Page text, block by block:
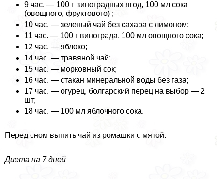
9 час. — 100 г виноградных ягод, 100 мл сока
(овощного, фруктового) ;
10 час. — зеленый чай без сахара с лимоном;
11 час. — 100 г винограда, 100 мл овощного сока;
12 час. — яблоко;
14 час. — травяной чай;
15 час. — морковный сок;
16 час. — стакан минеральной воды без газа;
17 час. — огурец, болгарский перец на выбор — 2
шт;
18 час. — 100 мл яблочного сока.
Перед сном выпить чай из ромашки с мятой.
Диета на 7 дней